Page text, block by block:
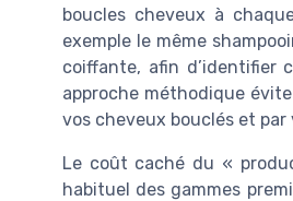
boucles cheveux à
exemple le même
coiffante, afin d’identifier
approche méthodique
vos cheveux bouclés et
Le coût caché du «
habituel des gammes